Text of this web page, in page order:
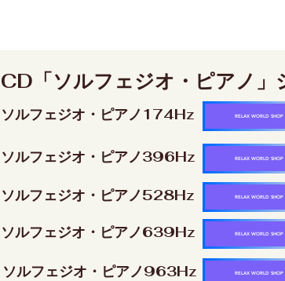
CD「ソルフェジオ・ピアノ」
ソルフェジオ・ピアノ174Hz RELAX WORLD SHOP
ソルフェジオ・ピアノ396Hz RELAX WORLD SHOP
ソルフェジオ・ピアノ528Hz RELAX WORLD SHOP
ソルフェジオ・ピアノ639Hz RELAX WORLD SHOP
ソルフェジオ・ピアノ963Hz RELAX WORLD SHOP